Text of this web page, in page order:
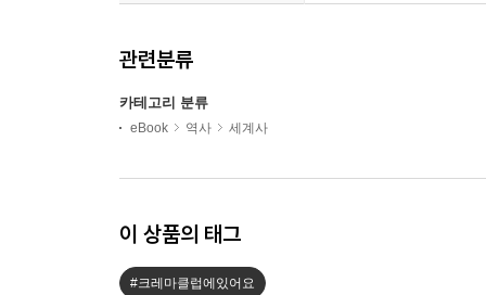
관련분류
카테고리 분류
eBook 역사 세계사
이 상품의 태그
#크레마클럽에있어요